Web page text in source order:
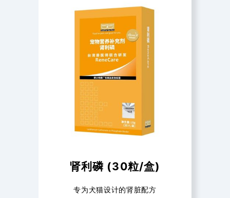
肾利磷 (30粒/盒)
专为犬猫设计的肾脏配方